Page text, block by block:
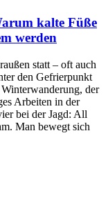
kalte Füße
werden
statt – oft auch
den Gefrierpunkt
der
Arbeiten in der
bei der Jagd: All
Man bewegt sich